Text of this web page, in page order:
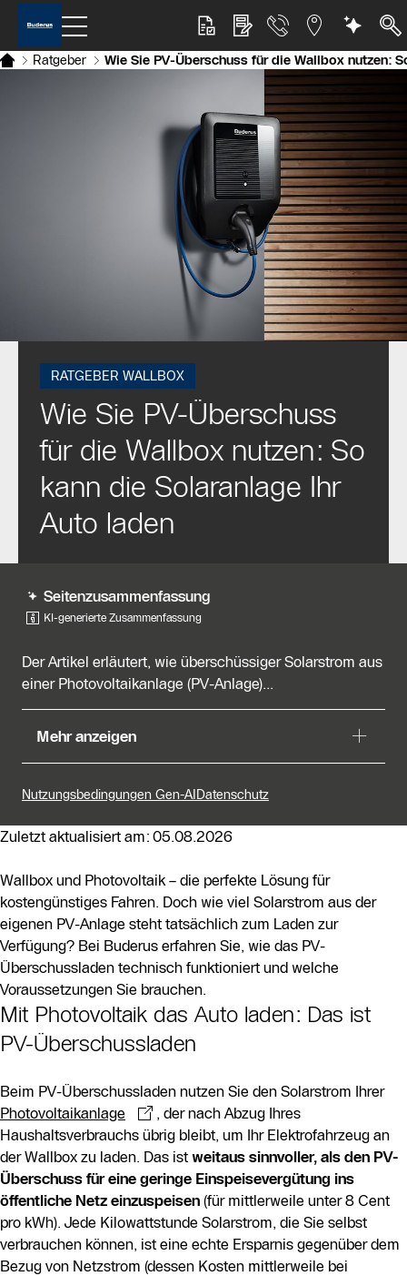
Ratgeber Wie Sie PV-Überschuss für die Wallbox nutzen:
RATGEBER WALLBOX
Wie Sie PV-Überschuss
für die Wallbox nutzen: So
kann die Solaranlage Ihr
Auto laden
Seitenzusammenfassung
KI-generierte Zusammenfassung
Der Artikel erläutert, wie überschüssiger Solarstrom aus
einer Photovoltaikanlage (PV-Anlage)...
einer Photovoltaikanlage (PV-Anlage) effektiv genutzt
werden kann, um Elektrofahrzeuge über eine Wallbox
zu laden. Das PV-Überschussladen ermöglicht es, den
Solarstrom, der nach dem Haushaltsverbrauch übrig
bleibt, für das Laden des E-Autos zu verwenden, anstatt
erheblichen Einsparungen, da die Kosten für Netzstrom
deutlich höher sind als die Selbstkosten für Solarstrom.
Es werden drei Varianten des Überschussladens
vorgestellt: manuelles, vordefiniertes und dynamisches
Überschussladen. Während das manuelle Laden eine
aktive Überwachung erfordert, funktioniert das
vordefinierte Laden automatisch zu festgelegten
Zeiten, birgt jedoch das Risiko, Netzstrom zu beziehen.
Methode, da es die Ladeleistung in Echtzeit an den
verfügbaren Überschuss anpasst.
Für das PV-Überschussladen sind bestimmte
technische Voraussetzungen notwendig, darunter eine
intelligente Wallbox, eine ausreichend dimensionierte
PV-Anlage und ein Energiemanagementsystem. Der
Artikel gibt auch Hinweise zur Einsparung von Kosten
und zur Amortisation der Wallbox-Installation.
Mehr anzeigen
Nutzungsbedingungen Gen-AIDatenschutz
Zuletzt aktualisiert am: 05.08.2026
Wallbox und Photovoltaik – die perfekte Lösung für
kostengünstiges Fahren. Doch wie viel Solarstrom aus der
eigenen PV-Anlage steht tatsächlich zum Laden zur
Verfügung? Bei Buderus erfahren Sie, wie das PV-
Überschussladen technisch funktioniert und welche
Voraussetzungen Sie brauchen.
Mit Photovoltaik das Auto laden: Das ist
PV-Überschussladen
Beim PV-Überschussladen nutzen Sie den Solarstrom Ihrer
Photovoltaikanlage
, der nach Abzug Ihres
Haushaltsverbrauchs übrig bleibt, um Ihr Elektrofahrzeug an
der Wallbox zu laden. Das ist weitaus sinnvoller, als den PV-
Überschuss für eine geringe Einspeisevergütung ins
öffentliche Netz einzuspeisen (für mittlerweile unter 8 Cent
pro kWh). Jede Kilowattstunde Solarstrom, die Sie selbst
verbrauchen können, ist eine echte Ersparnis gegenüber dem
Bezug von Netzstrom (dessen Kosten mittlerweile bei